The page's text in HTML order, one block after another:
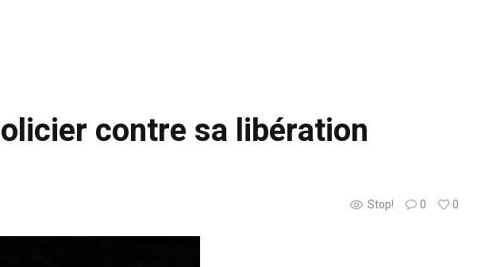
contre sa libération
Stop! 0 0